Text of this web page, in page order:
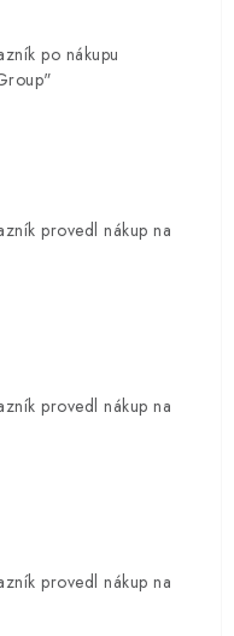
po nákupu
provedl nákup na
provedl nákup na
provedl nákup na